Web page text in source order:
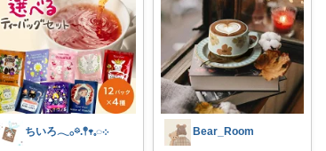
ちいろ𓂃𓂂𖡼.𖤣𖥧𓈒◌܀ Bear_Room